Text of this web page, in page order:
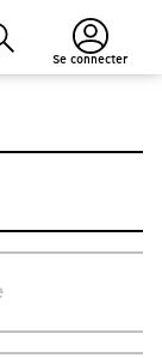
Se connecter